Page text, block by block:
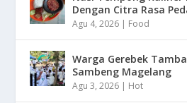
Dengan Citra Rasa
Agu 4, 2026 | Food
Warga Gerebek
Sambeng Magelang
Agu 3, 2026 | Hot